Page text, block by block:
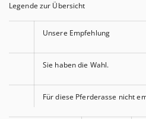
Legende zur Übersicht
Unsere Empfehlung
Sie haben die Wahl.
Für diese Pferderasse nicht